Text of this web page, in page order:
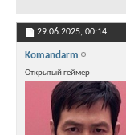
29.06.2025, 00:14
Komandarm
Открытый геймер